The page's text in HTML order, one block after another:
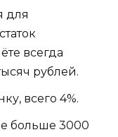
для
всегда
рублей.
всего 4%.
больше 3000